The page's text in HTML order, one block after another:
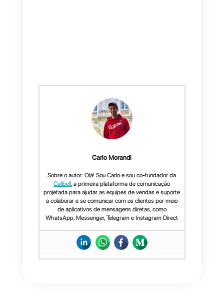
o WhatsApp Business Cloud
Ao migrar sua conta do
WhatsApp API para oCallbell
você poderá continuar gerando
anúncios deste tipo e, ao
mesmo tempo, aproveitar todas
as vantagens oferecidas por